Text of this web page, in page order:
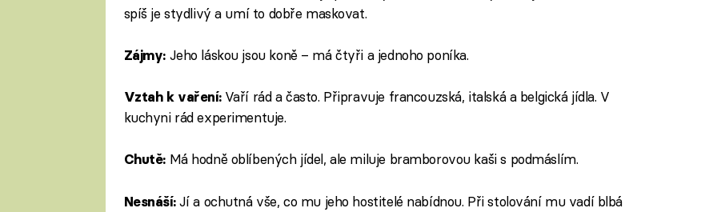
spíš je stydlivý a umí to dobře maskovat.
Zájmy: Jeho láskou jsou koně – má čtyři a jednoho poníka.
Vztah k vaření: Vaří rád a často. Připravuje francouzská, italská a belgická jídla. V
kuchyni rád experimentuje.
Chutě: Má hodně oblíbených jídel, ale miluje bramborovou kaši s podmáslím.
Nesnáší: Jí a ochutná vše, co mu jeho hostitelé nabídnou. Při stolování mu vadí blbá